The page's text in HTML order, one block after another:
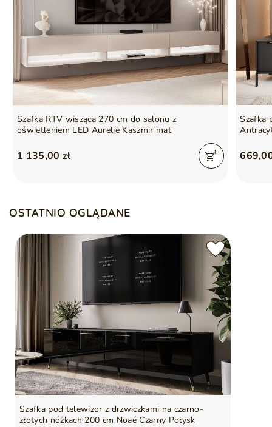
maksymalne obciążenie:blat - 35 kg, półki - 5 kg
ze względu na proces produkcyjny i właściwości
materiałów, możliwe są tolerancje wymiarowe na
poziomie +/- 2–3 cm
Szafka RTV wisząca 270 cm do salonu z
oświetleniem LED Aurelie Kaszmir mat
1 135,00 zł
Szafka
OSTATNIO OGLĄDANE
Szafka pod telewizor z drzwiczkami na czarno-
złotych nóżkach 200 cm Noaé Czarny Połysk